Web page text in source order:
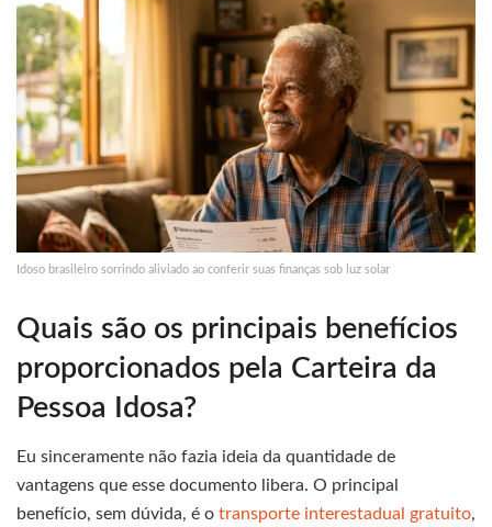
Idoso brasileiro sorrindo aliviado ao conferir suas finanças sob luz solar
Quais são os principais benefícios
proporcionados pela Carteira da
Pessoa Idosa?
Eu sinceramente não fazia ideia da quantidade de
vantagens que esse documento libera. O principal
benefício, sem dúvida, é o transporte interestadual gratuito,